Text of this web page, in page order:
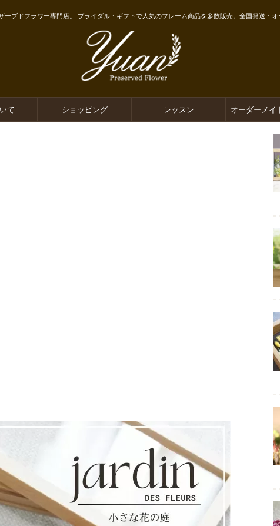
ーブドフラワー専門店。 ブライダル・ギフトで人気のフレーム商品を多数販売。全国発送・オ
て ショッピング レッスン オーダーメイ